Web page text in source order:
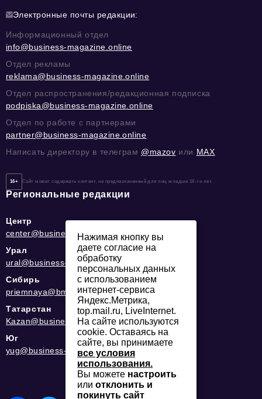
Электронные почты редакции:
Информационный отдел
info@business-magazine.online
Отдел рекламы
reklama@business-magazine.online
Отдел распространения/редакционная подписка
podpiska@business-magazine.online
Отдел по работе с партнерами
partner@business-magazine.online
Написать директору в телеграм @mazov или MAX
16+ Сайт может содержать контент, не предназначенный для лиц младше 16-ти лет.
Региональные редакции
Центр
center@business-magazine.online
Урал
ural@business-magazine.online
Сибирь
priemnaya@bmag42.ru
Татарстан
Kazan@business-magazine.online
Юг
yug@business-magazine.online
Нажимая кнопку вы
даете согласие на
обработку
персональных данных
с использованием
интернет-сервиса
Яндекс.Метрика,
top.mail.ru, LiveInternet.
На сайте используются
cookie. Оставаясь на
сайте, вы принимаете
все условия
использования.
Вы можете настроить
или отклонить и
покинуть сайт